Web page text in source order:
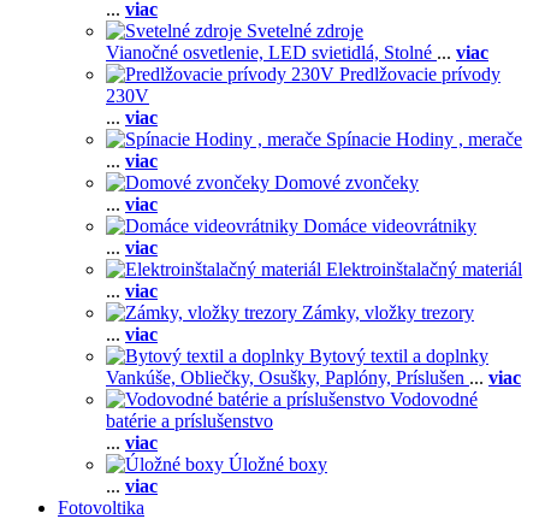
... viac
Svetelné zdroje
Vianočné osvetlenie, LED svietidlá, Stolné ... viac
Predlžovacie prívody
230V
... viac
Spínacie Hodiny , merače
... viac
Domové zvončeky
... viac
Domáce videovrátniky
... viac
Elektroinštalačný materiál
... viac
Zámky, vložky trezory
... viac
Bytový textil a doplnky
Vankúše, Obliečky, Osušky, Paplóny, Príslušen ... viac
Vodovodné
batérie a príslušenstvo
... viac
Úložné boxy
... viac
Fotovoltika